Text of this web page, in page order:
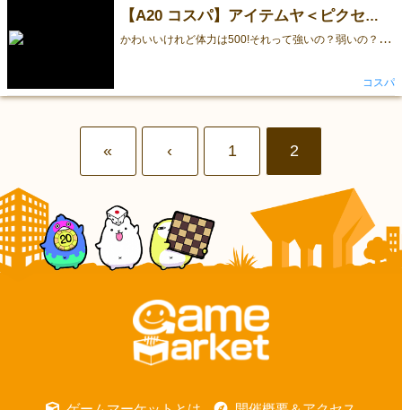
【A20 コスパ】アイテムヤ＜ピクセルドラゴンTシャツ＞【先行販売】
か
わいいけれど体力は500!それって強いの？弱いの？ 2016年5月5日「ゲームマーケット2016春」コスパブース（A20）先行販売！ サイズ：S/M/L/XL カラー：SAGEBLUE/BLACK 価 格：2,900円+税 ーーーーーーーーーーーーーーーーーー ▼『ゲームマーケット2016春』出展情報 http://www.cospa.com/event/id/12100 ▼アイテムヤ とは----- RPGへのオマージュを込めたステータスアップアイテムなど、様々な装備を続々入荷中！ http://www.cospa.com/itemya/ (C)COSPA
コスパ
« ‹ 1 2